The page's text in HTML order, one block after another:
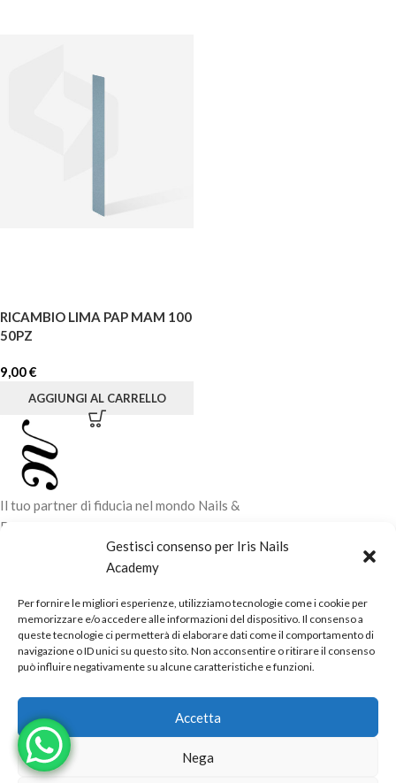
Gestisci consenso per Iris Nails
Academy
Per fornire le migliori esperienze, utilizziamo tecnologie come i cookie per
memorizzare e/o accedere alle informazioni del dispositivo. Il consenso a
queste tecnologie ci permetterà di elaborare dati come il comportamento di
navigazione o ID unici su questo sito. Non acconsentire o ritirare il consenso
può influire negativamente su alcune caratteristiche e funzioni.
Accetta
Nega
RICAMBIO LIMA PAP MAM 100
50PZ
9,00€
AGGIUNGI AL CARRELLO
Il tuo partner di fiducia nel mondo Nails &
Beauty. Vendita di prodotti professionali e
corsi di formazione tecnica per elevare il tuo
stile e la tua professionalità.
CONTATTI
LINK UTILI
POLITICHE
Powered byReal.Pro.Webcopyright© 2026 in collaborazione con
Mac Sistemi